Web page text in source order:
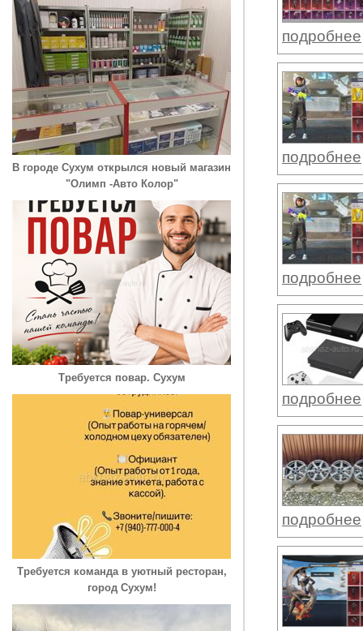
В городе Сухум открылся новый магазин
"Олимп -Авто Колор"
Требуется повар. Сухум
Требуется команда в уютный ресторан,
город Сухум!
подробнее
подробнее
подробнее
подробнее
подробнее